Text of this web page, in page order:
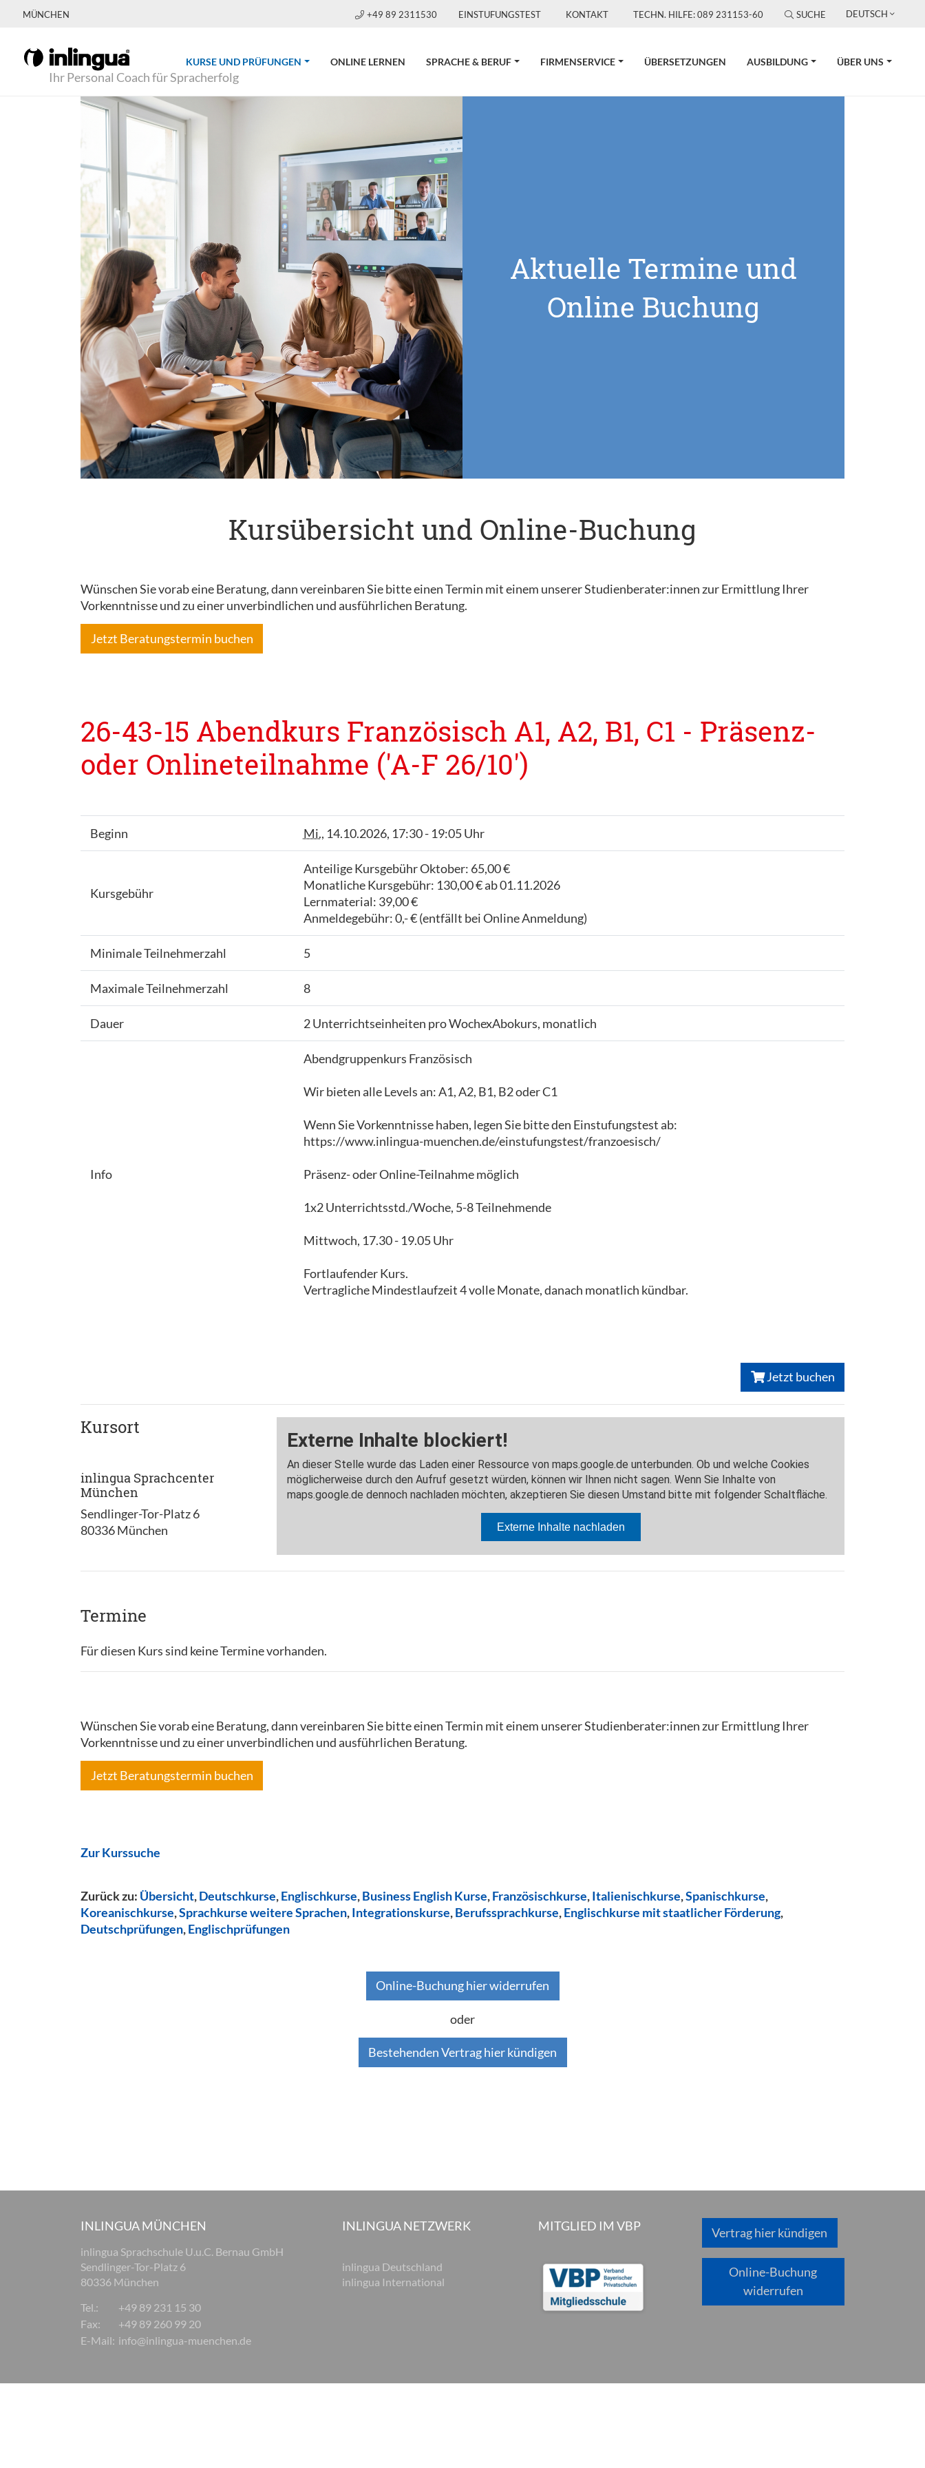
MÜNCHEN +49 89 2311530 EINSTUFUNGSTEST KONTAKT TECHN. HILFE: 089 231153-60 SUCHE DEUTSCH
Ihr Personal Coach für Spracherfolg
KURSE UND PRÜFUNGEN (CURRENT)ONLINE LERNEN SPRACHE & BERUF FIRMENSERVICE ÜBERSETZUNGEN AUSBILDUNG ÜBER UNS
Aktuelle Termine und
Online Buchung
Kursübersicht und Online-Buchung
Wünschen Sie vorab eine Beratung, dann vereinbaren Sie bitte einen Termin mit einem unserer Studienberater:innen zur Ermittlung Ihrer
Vorkenntnisse und zu einer unverbindlichen und ausführlichen Beratung.
Jetzt Beratungstermin buchen
26-43-15 Abendkurs Französisch A1, A2, B1, C1 - Präsenz-
oder Onlineteilnahme ('A-F 26/10')
Beginn Mi., 14.10.2026, 17:30 - 19:05 Uhr
Kursgebühr
Anteilige Kursgebühr Oktober: 65,00 €
Monatliche Kursgebühr: 130,00 € ab 01.11.2026
Lernmaterial: 39,00 €
Anmeldegebühr: 0,- € (entfällt bei Online Anmeldung)
Minimale Teilnehmerzahl 5
Maximale Teilnehmerzahl 8
Dauer 2 Unterrichtseinheiten pro WochexAbokurs, monatlich
Info
Abendgruppenkurs Französisch
Wir bieten alle Levels an: A1, A2, B1, B2 oder C1
Wenn Sie Vorkenntnisse haben, legen Sie bitte den Einstufungstest ab:
https://www.inlingua-muenchen.de/einstufungstest/franzoesisch/
Präsenz- oder Online-Teilnahme möglich
1x2 Unterrichtsstd./Woche, 5-8 Teilnehmende
Mittwoch, 17.30 - 19.05 Uhr
Fortlaufender Kurs.
Vertragliche Mindestlaufzeit 4 volle Monate, danach monatlich kündbar.
Jetzt buchen
Kursort
inlingua Sprachcenter
München
Sendlinger-Tor-Platz 6
80336 München
Termine
Für diesen Kurs sind keine Termine vorhanden.
Wünschen Sie vorab eine Beratung, dann vereinbaren Sie bitte einen Termin mit einem unserer Studienberater:innen zur Ermittlung Ihrer
Vorkenntnisse und zu einer unverbindlichen und ausführlichen Beratung.
Jetzt Beratungstermin buchen
Zur Kurssuche
Zurück zu: Übersicht,Deutschkurse,Englischkurse,Business English Kurse,Französischkurse,Italienischkurse,Spanischkurse,
Koreanischkurse,Sprachkurse weitere Sprachen,Integrationskurse,Berufssprachkurse,Englischkurse mit staatlicher Förderung,
Deutschprüfungen,Englischprüfungen
Online-Buchung hier widerrufen
oder
Bestehenden Vertrag hier kündigen
INLINGUA MÜNCHEN
inlingua Sprachschule U.u.C. Bernau GmbH
Sendlinger-Tor-Platz 6
80336 München
Tel.:
+49 89 231 15 30
Fax:
+49 89 260 99 20
E-Mail: info@inlingua-muenchen.de
INLINGUA NETZWERK
inlingua Deutschland
inlingua International
MITGLIED IM VBP Vertrag hier kündigen
Online-Buchung
widerrufen